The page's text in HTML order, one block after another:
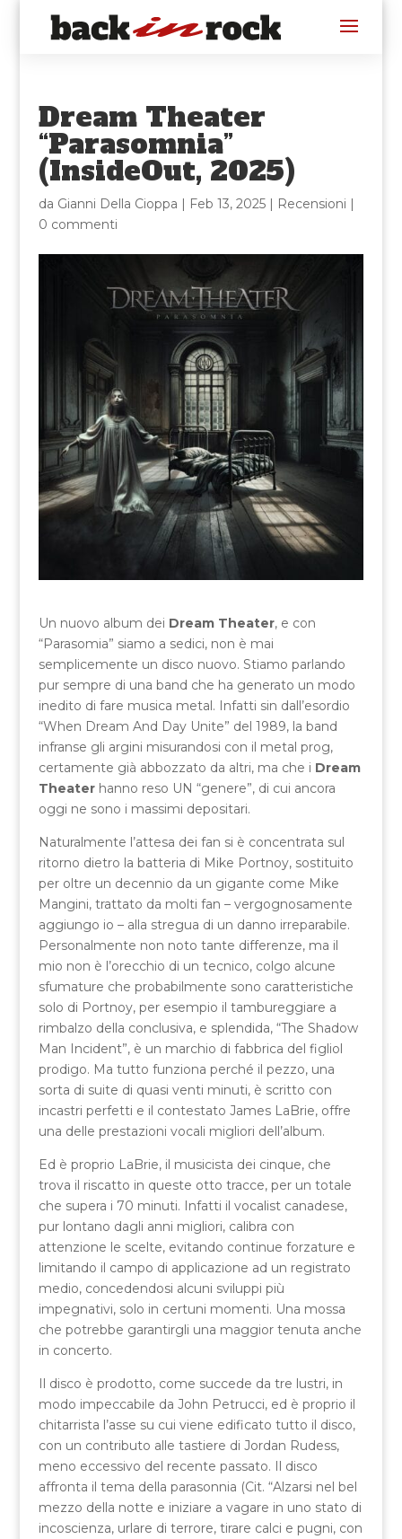
Dream Theater
“Parasomnia”
(InsideOut, 2025)
da Gianni Della Cioppa | Feb 13, 2025| Recensioni |
0 commenti
Un nuovo album dei Dream Theater, e con
“Parasomia” siamo a sedici, non è mai
semplicemente un disco nuovo. Stiamo parlando
pur sempre di una band che ha generato un modo
inedito di fare musica metal. Infatti sin dall’esordio
“When Dream And Day Unite” del 1989, la band
infranse gli argini misurandosi con il metal prog,
certamente già abbozzato da altri, ma che i Dream
Theaterhanno reso UN “genere”, di cui ancora
oggi ne sono i massimi depositari.
Naturalmente l’attesa dei fan si è concentrata sul
ritorno dietro la batteria di Mike Portnoy, sostituito
per oltre un decennio da un gigante come Mike
Mangini, trattato da molti fan – vergognosamente
aggiungo io – alla stregua di un danno irreparabile.
Personalmente non noto tante differenze, ma il
mio non è l’orecchio di un tecnico, colgo alcune
sfumature che probabilmente sono caratteristiche
solo di Portnoy, per esempio il tambureggiare a
rimbalzo della conclusiva, e splendida, “The Shadow
Man Incident”, è un marchio di fabbrica del figliol
prodigo. Ma tutto funziona perché il pezzo, una
sorta di suite di quasi venti minuti, è scritto con
incastri perfetti e il contestato James LaBrie, offre
una delle prestazioni vocali migliori dell’album.
Ed è proprio LaBrie, il musicista dei cinque, che
trova il riscatto in queste otto tracce, per un totale
che supera i 70 minuti. Infatti il vocalist canadese,
pur lontano dagli anni migliori, calibra con
attenzione le scelte, evitando continue forzature e
limitando il campo di applicazione ad un registrato
medio, concedendosi alcuni sviluppi più
impegnativi, solo in certuni momenti. Una mossa
che potrebbe garantirgli una maggior tenuta anche
in concerto.
Il disco è prodotto, come succede da tre lustri, in
modo impeccabile da John Petrucci, ed è proprio il
chitarrista l’asse su cui viene edificato tutto il disco,
con un contributo alle tastiere di Jordan Rudess,
meno eccessivo del recente passato. Il disco
affronta il tema della parasonnia (Cit. “Alzarsi nel bel
mezzo della notte e iniziare a vagare in uno stato di
incoscienza, urlare di terrore, tirare calci e pugni, con